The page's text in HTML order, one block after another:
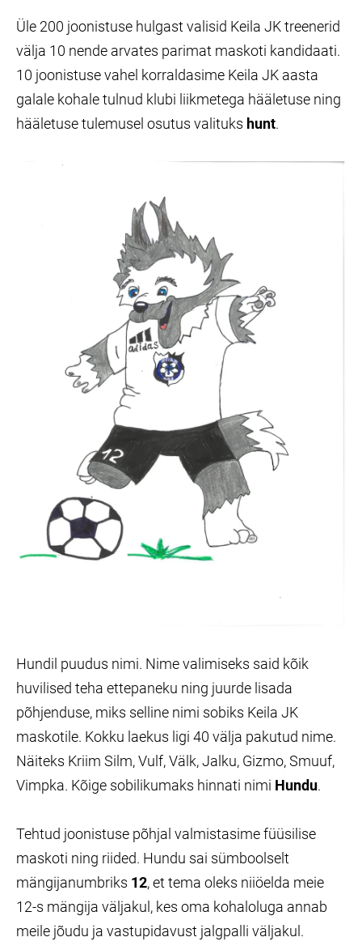
Üle 200 joonistuse hulgast valisid Keila JK treenerid
välja 10 nende arvates parimat maskoti kandidaati.
10 joonistuse vahel korraldasime Keila JK aasta
galale kohale tulnud klubi liikmetega hääletuse ning
hääletuse tulemusel osutus valituks hunt.
Hundil puudus nimi. Nime valimiseks said kõik
huvilised teha ettepaneku ning juurde lisada
põhjenduse, miks selline nimi sobiks Keila JK
maskotile. Kokku laekus ligi 40 välja pakutud nime.
Näiteks Kriim Silm, Vulf, Välk, Jalku, Gizmo, Smuuf,
Vimpka. Kõige sobilikumaks hinnati nimi Hundu.
Tehtud joonistuse põhjal valmistasime füüsilise
maskoti ning riided. Hundu sai sümboolselt
mängijanumbriks 12, et tema oleks niiöelda meie
12-s mängija väljakul, kes oma kohaloluga annab
meile jõudu ja vastupidavust jalgpalli väljakul.